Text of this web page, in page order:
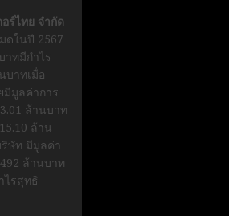
ร์ไทย จำกัด
ดในปี 2567
าทมีกำไร
บาทเมื่อ
มีมูลค่าการ
ล้านบาท
ล้าน
ษัท มีมูลค่า
ล้านบาท
ไรสุทธิ